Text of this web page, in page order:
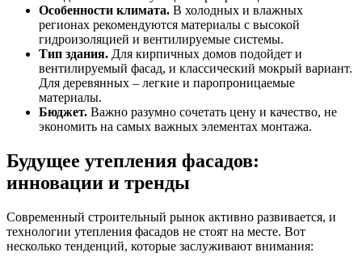
Особенности климата. В холодных и влажных
регионах рекомендуются материалы с высокой
гидроизоляцией и вентилируемые системы.
Тип здания. Для кирпичных домов подойдет и
вентилируемый фасад, и классический мокрый вариант.
Для деревянных – легкие и паропроницаемые
материалы.
Бюджет. Важно разумно сочетать цену и качество, не
экономить на самых важных элементах монтажа.
Будущее утепления фасадов:
инновации и тренды
Современный строительный рынок активно развивается, и
технологии утепления фасадов не стоят на месте. Вот
несколько тенденций, которые заслуживают внимания: